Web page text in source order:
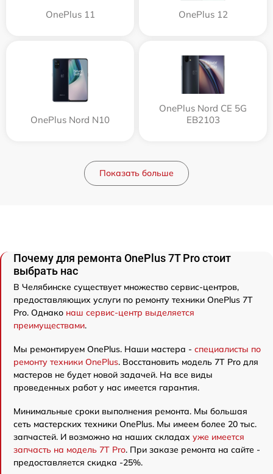
OnePlus 11 OnePlus 12
OnePlus Nord N10
OnePlus Nord CE 5G
EB2103
Показать больше
Почему для ремонта OnePlus 7T Pro стоит
выбрать нас
В Челябинске существует множество сервис-центров,
предоставляющих услуги по ремонту техники OnePlus 7T
Pro. Однако наш сервис-центр выделяется
преимуществами.
Мы ремонтируем OnePlus. Наши мастера - специалисты по
ремонту техники OnePlus. Восстановить модель 7T Pro для
мастеров не будет новой задачей. На все виды
проведенных работ у нас имеется гарантия.
Минимальные сроки выполнения ремонта. Мы большая
сеть мастерских техники OnePlus. Мы имеем более 20 тыс.
запчастей. И возможно на наших складах уже имеется
запчасть на модель 7T Pro. При заказе ремонта на сайте -
предоставляется скидка -25%.